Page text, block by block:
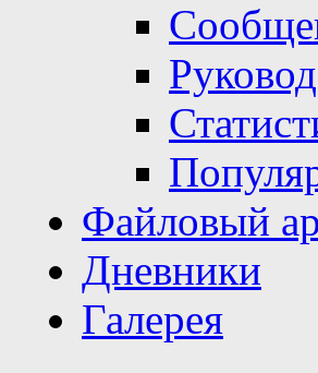
Файловый
Дневники
Галерея